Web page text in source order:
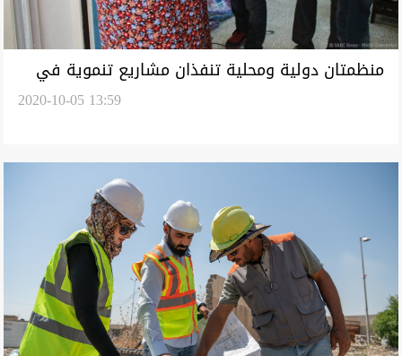
منظمتان دولية ومحلية تنفذان مشاريع تنموية في
2020-10-05 13:59